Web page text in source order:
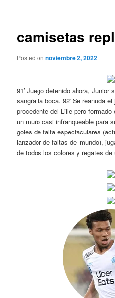
camisetas
Posted onnoviembre 2, 2022
91′ Juego detenido ahora, Junior
sangra la boca. 92′ Se reanuda
procedente del Lille pero
un muro casi infranqueable para
goles de falta espectaculares
lanzador de faltas del mundo),
de todos los colores y regates de